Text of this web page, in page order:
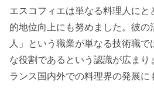
エスコフィエは単なる料理人に
的地位向上にも努めました。彼の
人」という職業が単なる技術職
な役割であるという認識が広まり
ランス国内外での料理界の発展に